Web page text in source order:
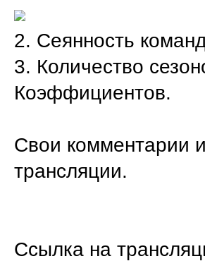
2. Сеянность
3. Количество
Коэффициентов.
Свои комментарии
трансляции.
Ссылка на